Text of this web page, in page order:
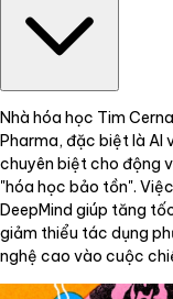
Nhà hóa học Tim
Pharma, đặc biệt là AI
chuyên biệt cho động
"hóa học bảo tồn".
DeepMind giúp tăng
giảm thiểu tác dụng
nghệ cao vào cuộc